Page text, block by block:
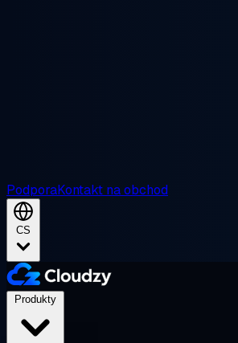
PodporaKontakt na obchod
CS